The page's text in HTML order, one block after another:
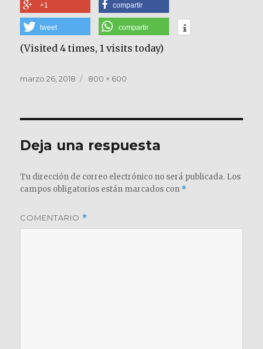
+1 compartir
tweet compartir
(Visited 4 times, 1 visits today)
Publicado
marzo 26, 2018
Tamaño
800 × 600
Deja una respuesta
Tu dirección de correo electrónico no será publicada. Los
campos obligatorios están marcados con *
COMENTARIO *